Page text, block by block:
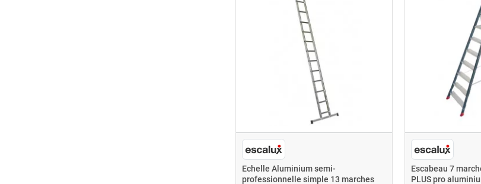
Echelle Aluminium semi-
professionnelle simple 13 marches
Escabeau 7
PLUS pro